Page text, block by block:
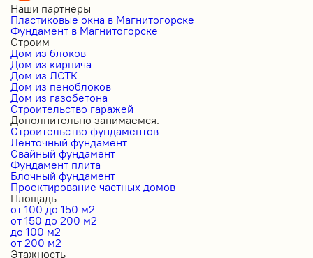
Наши партнеры
Пластиковые окна в Магнитогорске
Фундамент в Магнитогорске
Строим
Дом из блоков
Дом из кирпича
Дом из ЛСТК
Дом из пеноблоков
Дом из газобетона
Строительство гаражей
Дополнительно занимаемся:
Строительство фундаментов
Ленточный фундамент
Свайный фундамент
Фундамент плита
Блочный фундамент
Проектирование частных домов
Площадь
от 100 до 150 м2
от 150 до 200 м2
до 100 м2
от 200 м2
Этажность